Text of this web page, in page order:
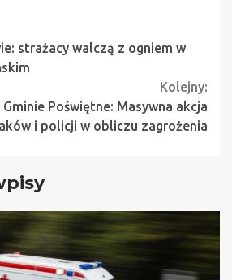
strażacy walczą z ogniem w
Kolejny:
Poświętne: Masywna akcja
i policji w obliczu zagrożenia